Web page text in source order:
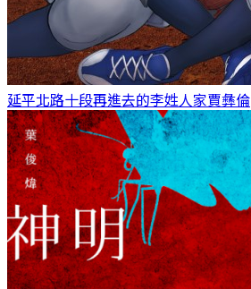
延平北路十段再進去的李姓人家賈彝倫